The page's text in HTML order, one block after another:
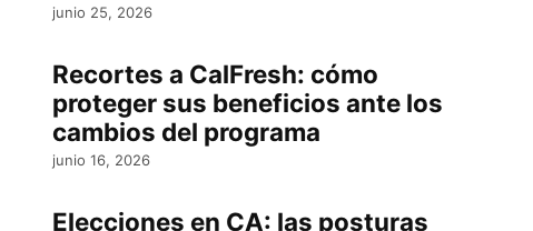
junio 25, 2026
Recortes a CalFresh: cómo
proteger sus beneficios ante los
cambios del programa
junio 16, 2026
Elecciones en CA: las posturas